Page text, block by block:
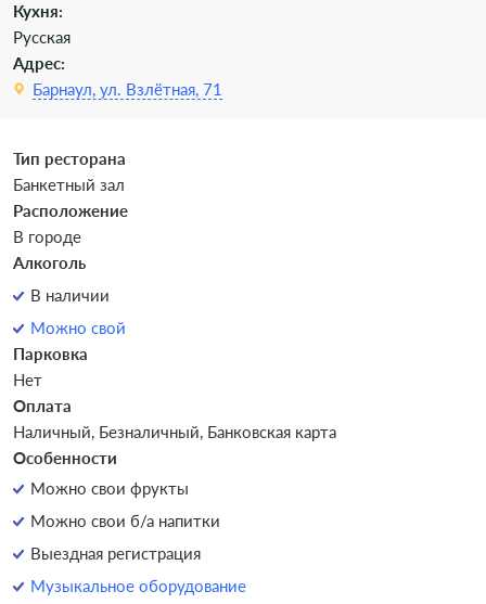
Кухня:
Русская
Адрес:
Барнаул, ул. Взлётная, 71
Тип ресторана
Банкетный зал
Расположение
В городе
Алкоголь
В наличии
Можно свой
Парковка
Нет
Оплата
Наличный, Безналичный, Банковская карта
Особенности
Можно свои фрукты
Можно свои б/а напитки
Выездная регистрация
Музыкальное оборудование